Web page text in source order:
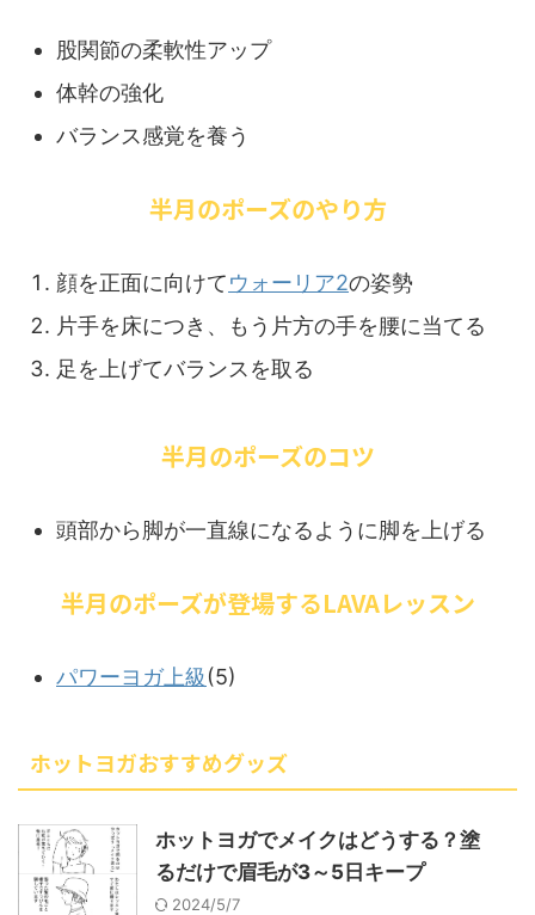
股関節の柔軟性アップ
体幹の強化
バランス感覚を養う
半月のポーズのやり方
顔を正面に向けてウォーリア2の姿勢
片手を床につき、もう片方の手を腰に当てる
足を上げてバランスを取る
半月のポーズのコツ
頭部から脚が一直線になるように脚を上げる
半月のポーズが登場するLAVAレッスン
パワーヨガ上級(5)
ホットヨガおすすめグッズ
ホットヨガでメイクはどうする？塗
るだけで眉毛が3～5日キープ
2024/5/7